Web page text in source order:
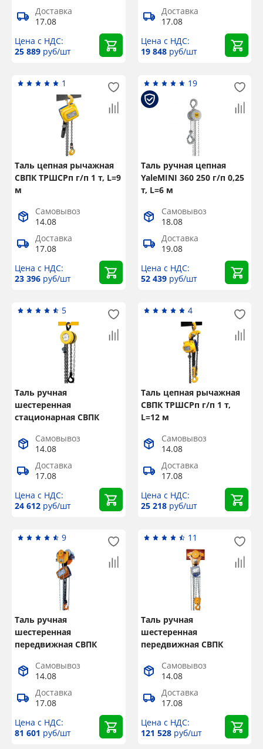
Доставка
17.08
Цена с НДС:
25 889 руб/шт
Доставка
17.08
Цена с НДС:
19 848руб/шт
1
Таль цепная рычажная
СВПК ТРШСРп г/п 1 т, L=9
м
Самовывоз
14.08
Доставка
17.08
Цена с НДС:
23 396 руб/шт
19
Таль ручная цепная
YaleMINI 360 250 г/п 0,25
т, L=6 м
Самовывоз
18.08
Доставка
19.08
Цена с НДС:
52 439руб/шт
5
Таль ручная
шестеренная
стационарная СВПК
Самовывоз
14.08
Доставка
17.08
Цена с НДС:
24 612 руб/шт
4
Таль цепная рычажная
СВПК ТРШСРп г/п 1 т,
L=12 м
Самовывоз
14.08
Доставка
17.08
Цена с НДС:
25 218руб/шт
9
Таль ручная
шестеренная
передвижная СВПК
Самовывоз
14.08
Доставка
17.08
Цена с НДС:
81 601 руб/шт
11
Таль ручная
шестеренная
передвижная СВПК
Самовывоз
14.08
Доставка
17.08
Цена с НДС:
121 528руб/шт
Popup Content